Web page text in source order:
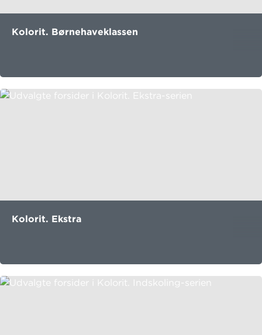
Kolorit. Børnehaveklassen
Kolorit. Ekstra